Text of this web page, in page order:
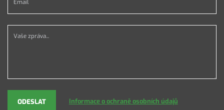
Vaše zpráva...
ODESLAT Informace o ochraně osobních údajů